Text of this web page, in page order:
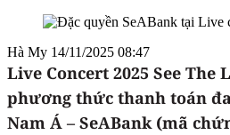
Hà My 14/11/2025 08:47
Live Concert 2025 See
phương thức thanh toán
Nam Á – SeABank (mã